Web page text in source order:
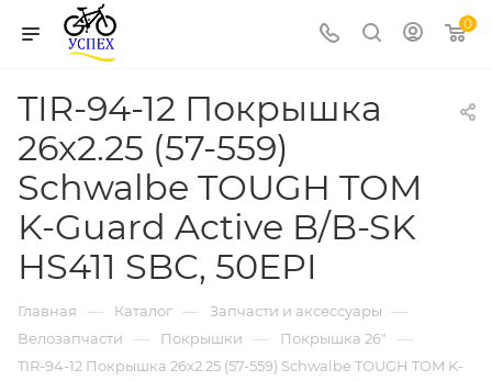
0
TIR-94-12 Покрышка
26x2.25 (57-559)
Schwalbe TOUGH TOM
K-Guard Active B/B-SK
HS411 SBC, 50EPI
Главная — Каталог — Запчасти и аксессуары —
Велозапчасти — Покрышки — Покрышка 26" —
TIR-94-12 Покрышка 26x2.25 (57-559) Schwalbe TOUGH TOM K-